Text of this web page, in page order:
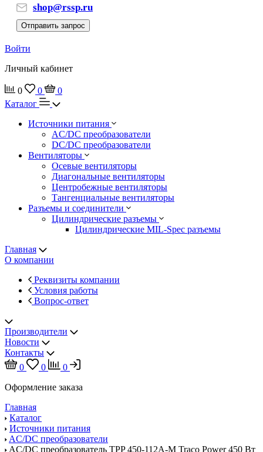
shop@rssp.ru
Отправить запрос
Войти
Личный кабинет
0 0
0
Каталог
Источники питания
AC/DC преобразователи
DC/DC преобразователи
Вентиляторы
Осевые вентиляторы
Диагональные вентиляторы
Центробежные вентиляторы
Тангенциальные вентиляторы
Разъемы и соединители
Цилиндрические разъемы
Цилиндрические MIL-Spec разъемы
Главная
О компании
Реквизиты компании
Условия работы
Вопрос-ответ
Производители
Новости
Контакты
0
0
0
Оформление заказа
Главная
Каталог
Источники питания
AC/DC преобразователи
AC/DC преобразователь TPP 450-112A-M Traco Power 450 Вт